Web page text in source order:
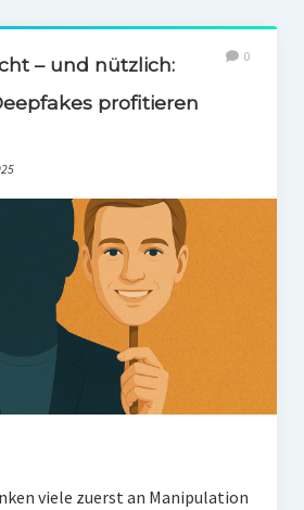
– und nützlich:
profitieren
0
viele zuerst an Manipulation